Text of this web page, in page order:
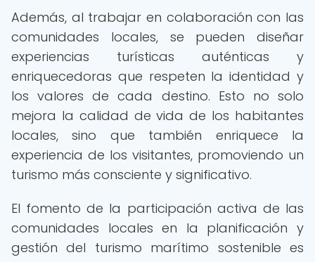
Además, al trabajar en colaboración con las
comunidades locales, se pueden diseñar
experiencias turísticas auténticas y
enriquecedoras que respeten la identidad y
los valores de cada destino. Esto no solo
mejora la calidad de vida de los habitantes
locales, sino que también enriquece la
experiencia de los visitantes, promoviendo un
turismo más consciente y significativo.
El fomento de la participación activa de las
comunidades locales en la planificación y
gestión del turismo marítimo sostenible es